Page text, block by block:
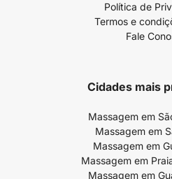
Política de
Termos e
Fale
Cidades mais
Massagem em
Massagem em
Massagem em
Massagem em
Massagem em